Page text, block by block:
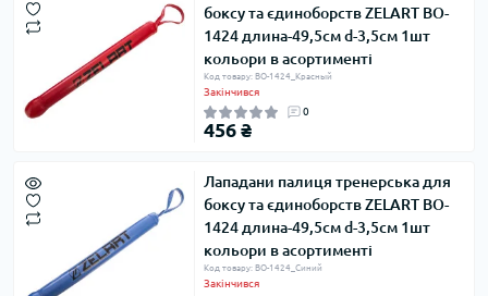
боксу та єдиноборств ZELART BO-
1424 длина-49,5см d-3,5см 1шт
кольори в асортименті
Код товару: BO-1424_Красный
Закінчився
0
456 ₴
Лападани палиця тренерська для
боксу та єдиноборств ZELART BO-
1424 длина-49,5см d-3,5см 1шт
кольори в асортименті
Код товару: BO-1424_Синий
Закінчився